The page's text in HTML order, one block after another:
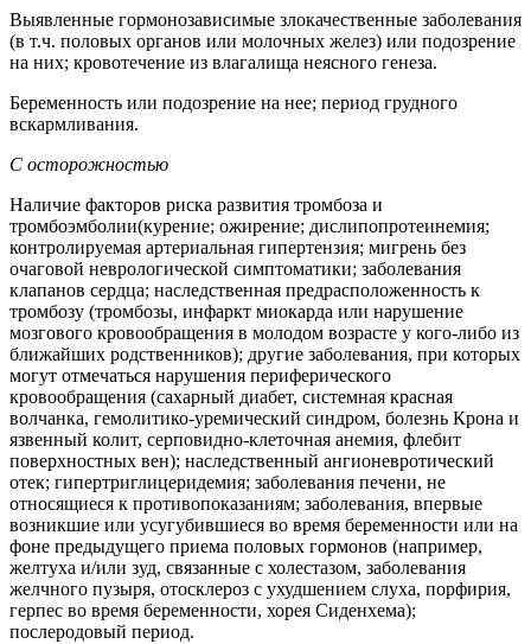
Выявленные гормонозависимые злокачественные заболевания
(в т.ч. половых органов или молочных желез) или подозрение
на них; кровотечение из влагалища неясного генеза.
Беременность или подозрение на нее; период грудного
вскармливания.
С осторожностью
Наличие факторов риска развития тромбоза и
тромбоэмболии(курение; ожирение; дислипопротеинемия;
контролируемая артериальная гипертензия; мигрень без
очаговой неврологической симптоматики; заболевания
клапанов сердца; наследственная предрасположенность к
тромбозу (тромбозы, инфаркт миокарда или нарушение
мозгового кровообращения в молодом возрасте у кого-либо из
ближайших родственников); другие заболевания, при которых
могут отмечаться нарушения периферического
кровообращения (сахарный диабет, системная красная
волчанка, гемолитико-уремический синдром, болезнь Крона и
язвенный колит, серповидно-клеточная анемия, флебит
поверхностных вен); наследственный ангионевротический
отек; гипертриглицеридемия; заболевания печени, не
относящиеся к противопоказаниям; заболевания, впервые
возникшие или усугубившиеся во время беременности или на
фоне предыдущего приема половых гормонов (например,
желтуха и/или зуд, связанные с холестазом, заболевания
желчного пузыря, отосклероз с ухудшением слуха, порфирия,
герпес во время беременности, хорея Сиденхема);
послеродовый период.